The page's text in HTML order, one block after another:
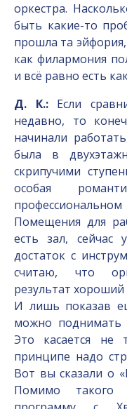
оркестра.
быть какие-то
прошла та эйфория,
как филармония
и всё равно есть
Д. К.:Если
недавно, то
начинали
была в
скрипучими
особая
Помещения для
есть зал, сейчас
достаток с
считаю, что
результат
И лишь показав
можно
Это касается не
принципе надо
Вот вы сказали о
Помимо такого